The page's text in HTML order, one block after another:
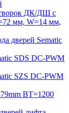
ДК/ДШ с
мм, W=14 мм,
дверей Sematiс
SDS DC-PWM
SZS DC-PWM
BT=1200